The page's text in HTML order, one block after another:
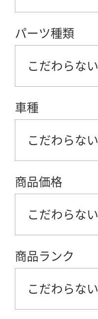
パーツ種類
こだわらない
車種
こだわらない
商品価格
こだわらない
商品ランク
こだわらない